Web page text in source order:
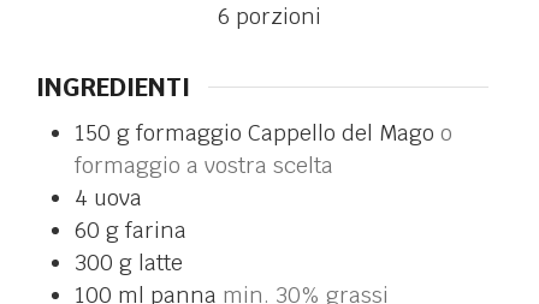
6 porzioni
INGREDIENTI
150 g formaggio Cappello del Mago o
formaggio a vostra scelta
4 uova
60 g farina
300 g latte
100 ml panna min. 30% grassi